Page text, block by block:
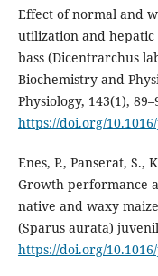
Effect of normal and
utilization and hepatic
bass (Dicentrarchus
Biochemistry and
Physiology, 143(1),
https://doi.org/
Enes, P., Panserat, S.,
Growth performance
native and waxy
(Sparus aurata)
https://doi.org/